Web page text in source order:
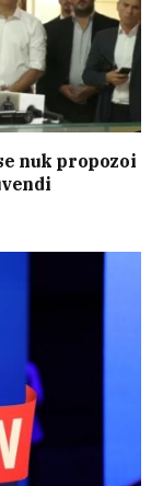
nuk propozoi